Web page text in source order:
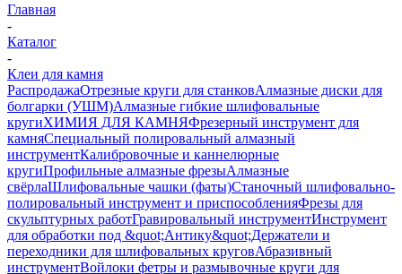
Главная
-
Каталог
-
Клеи для камня
РаспродажаОтрезные круги для станковАлмазные диски для
болгарки (УШМ)Алмазные гибкие шлифовальные
кругиХИМИЯ ДЛЯ КАМНЯФрезерный инструмент для
камняСпециальный полировальный алмазный
инструментКалибровочные и каннелюрные
кругиПрофильные алмазные фрезыАлмазные
свёрлаШлифовальные чашки (фаты)Станочный шлифовально-
полировальный инструмент и приспособленияФрезы для
скульптурных работГравировальный инструментИнструмент
для обработки под &quot;Антику&quot;Держатели и
переходники для шлифовальных круговАбразивный
инструментВойлоки фетры и размывочные круги для